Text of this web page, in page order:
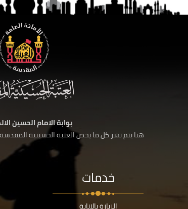
بوابة الامام الحسين
هنا يتم نشر كل ما يخص العتبة الحسينية
خدمات
الزيارة بالانابة